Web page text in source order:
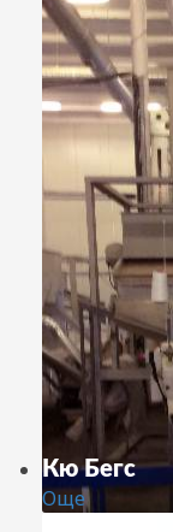
Кю Бегс
Още